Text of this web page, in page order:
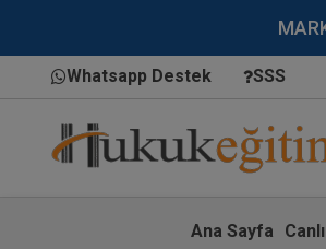
Whatsapp Destek SSS
Ana Sayfa